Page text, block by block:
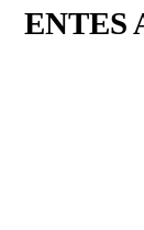
ENTES